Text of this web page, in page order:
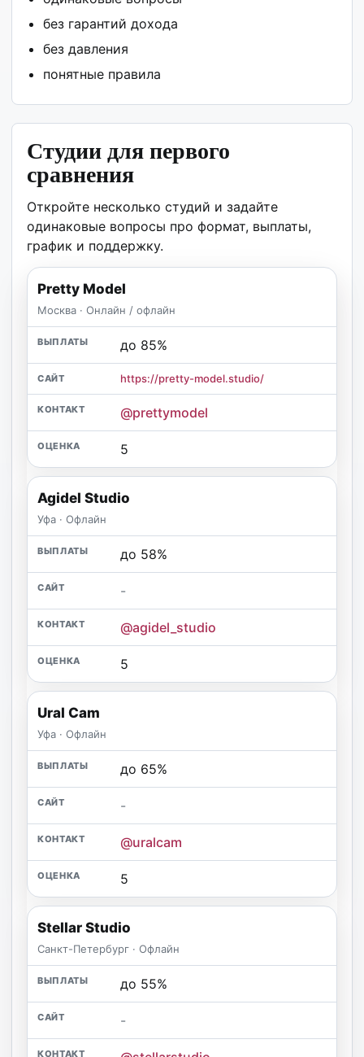
без гарантий дохода
без давления
понятные правила
Студии для первого
сравнения
Откройте несколько студий и задайте
одинаковые вопросы про формат, выплаты,
график и поддержку.
Pretty Model
Москва · Онлайн / офлайн
до 85%
https://pretty-model.studio/
@prettymodel
5
Agidel Studio
Уфа · Офлайн
до 58%
-
@agidel_studio
5
Ural Cam
Уфа · Офлайн
до 65%
-
@uralcam
5
Stellar Studio
Санкт-Петербург · Офлайн
до 55%
-